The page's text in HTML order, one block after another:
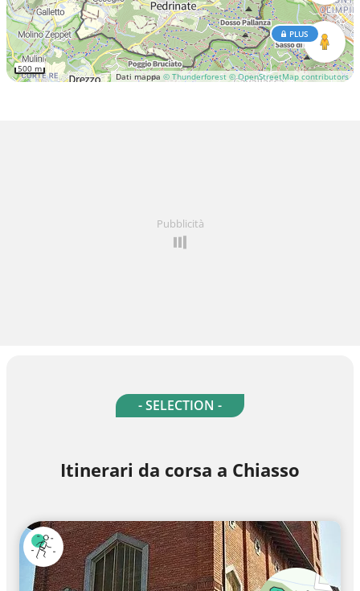
Dati mappa © Thunderforest © OpenStreetMap contributors
PLUS
500 m
Pubblicità
- SELECTION -
Itinerari da corsa a Chiasso